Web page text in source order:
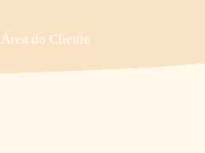
Área do Cliente